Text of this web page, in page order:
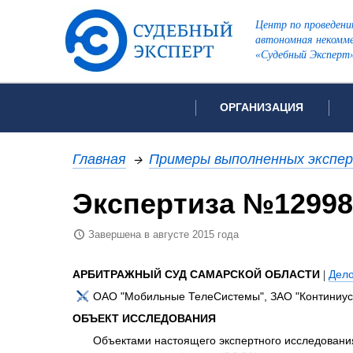
Центр по
автономная
«Судебный
ОРГАНИЗАЦИЯ
Об организации
Рекомендации
Вакансии
Политика
Список всех
Инженерно-
Пожарно-
Главная → Примеры выполненных
Экспертиза №12998
Завершена в августе 2015 года
АРБИТРАЖНЫЙ СУД САМАРСКОЙ ОБЛАСТИ |
ОАО "Мобильные ТелеСистемы", ЗАО
ОБЪЕКТ ИССЛЕДОВАНИЯ
Объектами настоящего экспертного